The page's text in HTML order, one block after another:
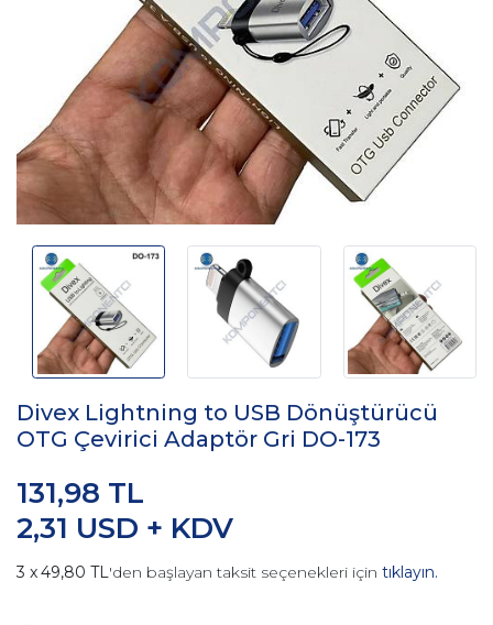
Divex Lightning to USB Dönüştürücü
OTG Çevirici Adaptör Gri DO-173
2,31 USD + KDV
131,98 TL
49,80 TL'den başlayan taksit seçenekleri için tıklayın.